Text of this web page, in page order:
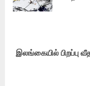
Next
இலங்கையில் பிறப்பு